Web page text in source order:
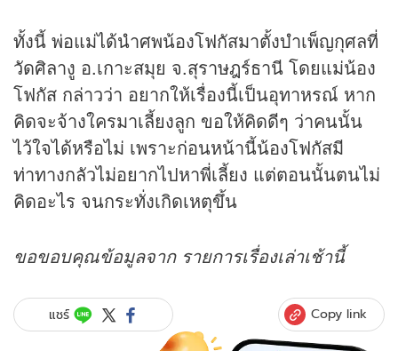
ทั้งนี้ พ่อแม่ได้นำศพน้องโฟกัสมาตั้งบำเพ็ญกุศลที่
วัดศิลางู อ.เกาะสมุย จ.สุราษฎร์ธานี โดยแม่น้อง
โฟกัส กล่าวว่า อยากให้เรื่องนี้เป็นอุทาหรณ์ หาก
คิดจะจ้างใครมาเลี้ยงลูก ขอให้คิดดีๆ ว่าคนนั้น
ไว้ใจได้หรือไม่ เพราะก่อนหน้านี้น้องโฟกัสมี
ท่าทางกลัวไม่อยากไปหาพี่เลี้ยง แต่ตอนนั้นตนไม่
คิดอะไร จนกระทั่งเกิดเหตุขึ้น
ขอขอบคุณข้อมูลจาก รายการเรื่องเล่าเช้านี้
แชร์ Copy link